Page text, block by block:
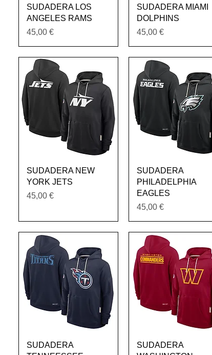
Vista rápida
SUDADERA LOS
ANGELES RAMS
Precio
45,00 €
Vista rápida
SUDADERA MIAMI
DOLPHINS
Precio
45,00 €
Vista rápida
SUDADERA NEW
YORK JETS
Precio
45,00 €
Vista rápida
SUDADERA
PHILADELPHIA
EAGLES
Precio
45,00 €
Vista rápida
SUDADERA
Vista rápida
SUDADERA